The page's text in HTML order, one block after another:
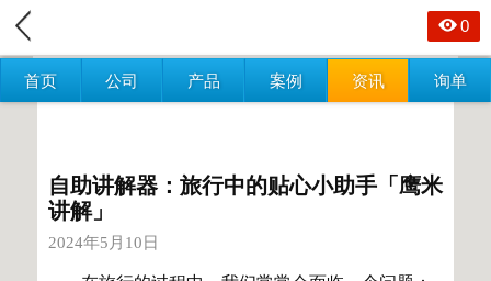
首页 公司 产品 案例 资讯 询单
0
自助讲解器：旅行中的贴心小助手「鹰米
讲解」
2024年5月10日